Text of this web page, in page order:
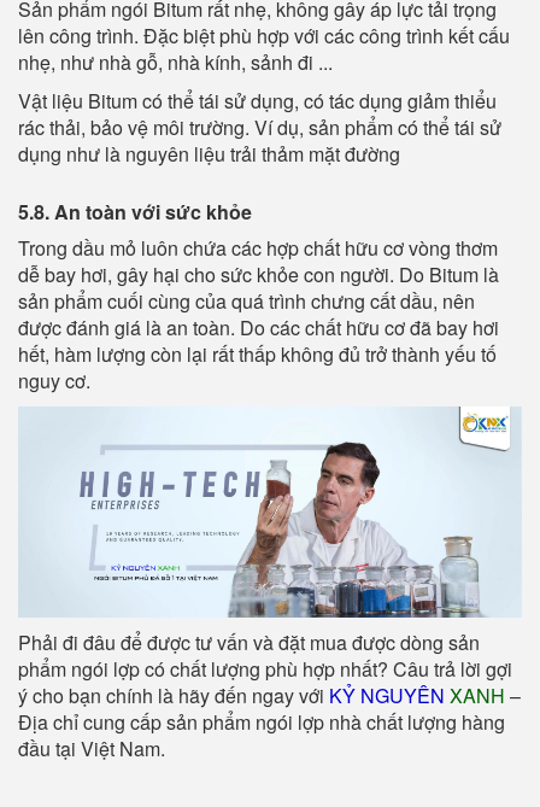
Sản phẩm ngói Bitum rất nhẹ, không gây áp lực tải trọng
lên công trình. Đặc biệt phù hợp với các công trình kết cấu
nhẹ, như nhà gỗ, nhà kính, sảnh đi ...
Vật liệu Bitum có thể tái sử dụng, có tác dụng giảm thiểu
rác thải, bảo vệ môi trường. Ví dụ, sản phẩm có thể tái sử
dụng như là nguyên liệu trải thảm mặt đường
5.8. An toàn với sức khỏe
Trong dầu mỏ luôn chứa các hợp chất hữu cơ vòng thơm
dễ bay hơi, gây hại cho sức khỏe con người. Do Bitum là
sản phẩm cuối cùng của quá trình chưng cất dầu, nên
được đánh giá là an toàn. Do các chất hữu cơ đã bay hơi
hết, hàm lượng còn lại rất thấp không đủ trở thành yếu tố
nguy cơ.
Phải đi đâu để được tư vấn và đặt mua được dòng sản
phẩm ngói lợp có chất lượng phù hợp nhất? Câu trả lời gợi
ý cho bạn chính là hãy đến ngay với KỶ NGUYÊN XANH –
Địa chỉ cung cấp sản phẩm ngói lợp nhà chất lượng hàng
đầu tại Việt Nam.